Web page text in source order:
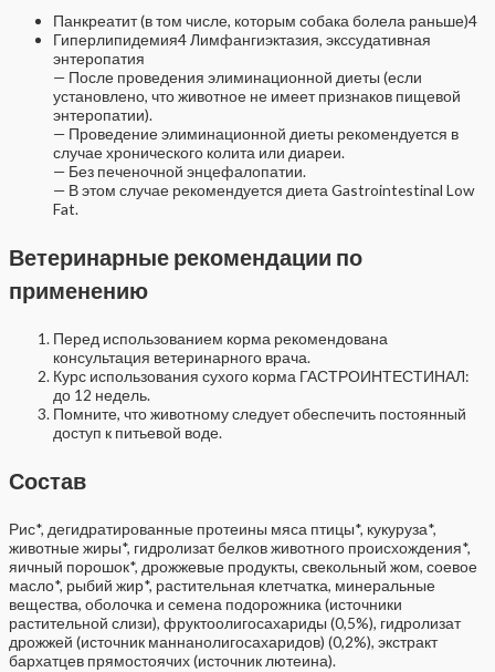
Панкреатит (в том числе, которым собака болела раньше)4
Гиперлипидемия4 Лимфангиэктазия, экссудативная
энтеропатия
— После проведения элиминационной диеты (если
установлено, что животное не имеет признаков пищевой
энтеропатии).
— Проведение элиминационной диеты рекомендуется в
случае хронического колита или диареи.
— Без печеночной энцефалопатии.
— В этом случае рекомендуется диета Gastrointestinal Low
Fat.
Ветеринарные рекомендации по
применению
Перед использованием корма рекомендована
консультация ветеринарного врача.
Курс использования сухого корма ГАСТРОИНТЕСТИНАЛ:
до 12 недель.
Помните, что животному следует обеспечить постоянный
доступ к питьевой воде.
Состав
Рис*, дегидратированные протеины мяса птицы*, кукуруза*,
животные жиры*, гидролизат белков животного происхождения*,
яичный порошок*, дрожжевые продукты, свекольный жом, соевое
масло*, рыбий жир*, растительная клетчатка, минеральные
вещества, оболочка и семена подорожника (источники
растительной слизи), фруктоолигосахариды (0,5%), гидролизат
дрожжей (источник маннанолигосахаридов) (0,2%), экстракт
бархатцев прямостоячих (источник лютеина).